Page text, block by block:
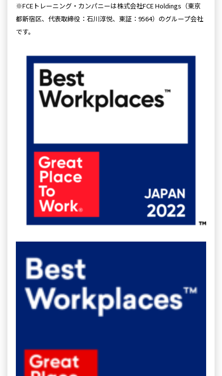
※FCEトレーニング・カンパニーは株式会社FCE Holdings（東京
都新宿区、代表取締役：石川淳悦、東証：9564）のグループ会社
です。